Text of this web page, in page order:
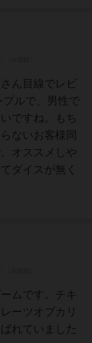
ん目線でレビ
プルで、男性で
ですね。もち
ないお客様同
オススメしや
ダイスが無く
ムです。チキ
ーツオブカリ
れていました